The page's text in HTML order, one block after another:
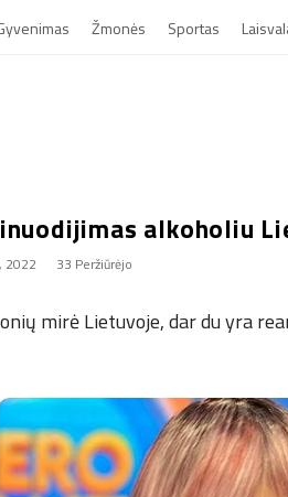
Žmonės Sportas
alkoholiu
2022 33 Peržiūrėjo
mirė Lietuvoje, dar du yra